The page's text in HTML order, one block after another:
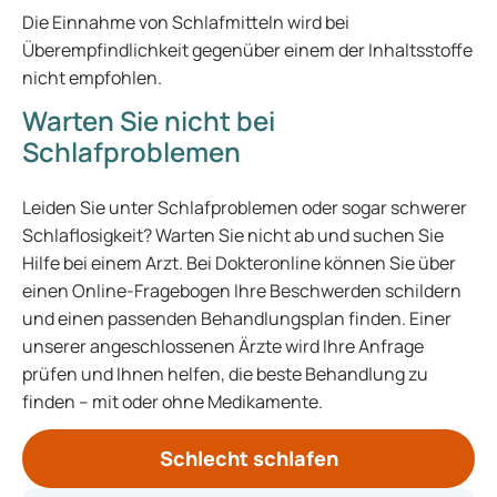
Die Einnahme von Schlafmitteln wird bei
Überempfindlichkeit gegenüber einem der Inhaltsstoffe
nicht empfohlen.
Warten Sie nicht bei
Schlafproblemen
Leiden Sie unter Schlafproblemen oder sogar schwerer
Schlaflosigkeit? Warten Sie nicht ab und suchen Sie
Hilfe bei einem Arzt. Bei Dokteronline können Sie über
einen Online-Fragebogen Ihre Beschwerden schildern
und einen passenden Behandlungsplan finden. Einer
unserer angeschlossenen Ärzte wird Ihre Anfrage
prüfen und Ihnen helfen, die beste Behandlung zu
finden – mit oder ohne Medikamente.
Schlecht schlafen